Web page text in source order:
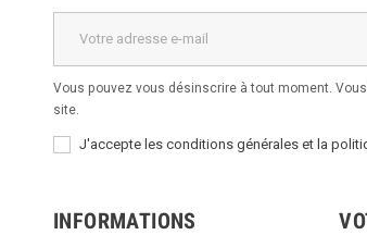
Vous pouvez vous désinscrire à tout moment.
site.
J'accepte les conditions générales et la
INFORMATIONS